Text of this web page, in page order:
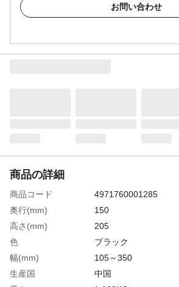
お問い合わせ
商品の詳細
商品コード
4971760001285
奥行(mm)
150
高さ(mm)
205
色
ブラック
幅(mm)
105～350
生産国
中国